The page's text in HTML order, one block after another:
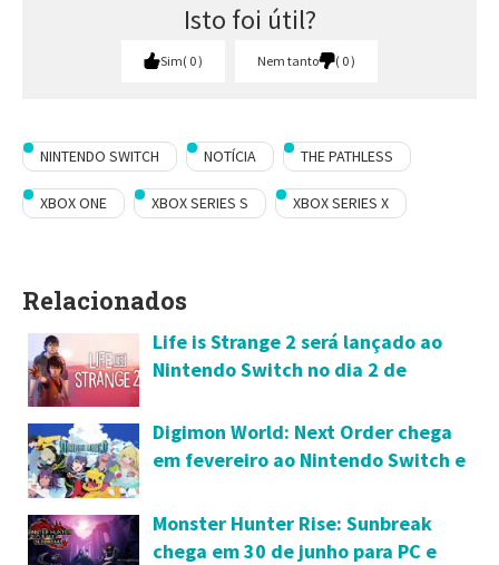
Isto foi útil?
Sim 0 Nem tanto 0
NINTENDO SWITCH NOTÍCIA THE PATHLESS
XBOX ONE XBOX SERIES S XBOX SERIES X
Relacionados
Life is Strange 2 será lançado ao
Nintendo Switch no dia 2 de
Digimon World: Next Order chega
em fevereiro ao Nintendo Switch e
Monster Hunter Rise: Sunbreak
chega em 30 de junho para PC e